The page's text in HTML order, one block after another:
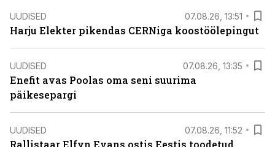
UUDISED 07.08.26, 13:51
Harju Elekter pikendas CERNiga koostöölepingut
UUDISED 07.08.26, 13:35
Enefit avas Poolas oma seni suurima
päikesepargi
UUDISED 07.08.26, 11:52
Rallistaar Elfyn Evans ostis Eestis toodetud